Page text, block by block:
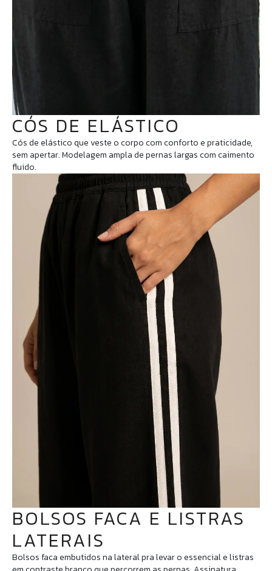
CÓS DE ELÁSTICO
Cós de elástico que veste o corpo com conforto e praticidade,
sem apertar. Modelagem ampla de pernas largas com caimento
fluido.
BOLSOS FACA E LISTRAS
LATERAIS
Bolsos faca embutidos na lateral pra levar o essencial e listras